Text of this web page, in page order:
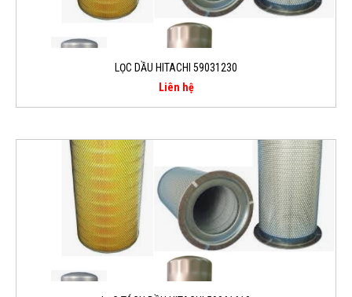
LỌC DẦU HITACHI 59031230
Liên hệ